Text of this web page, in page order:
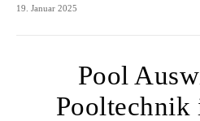
19. Januar 2025
Pool
Pooltechnik